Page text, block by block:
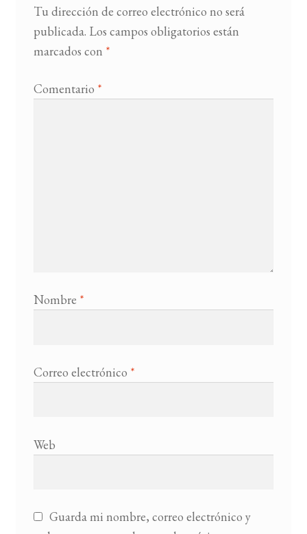
Tu dirección de correo electrónico no será
publicada. Los campos obligatorios están
marcados con *
Comentario *
Nombre *
Correo electrónico *
Web
Guarda mi nombre, correo electrónico y